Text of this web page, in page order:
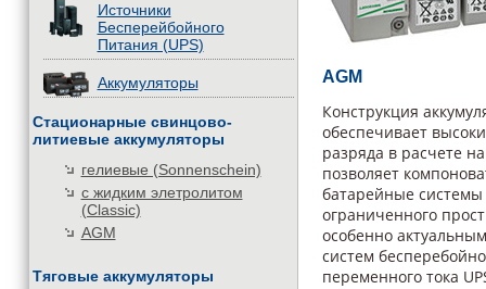
Источники
Бесперейбойного
Питания (UPS)
Аккумуляторы
Стационарные свинцово-
литиевые аккумуляторы
гелиевые (Sonnenschein)
с жидким элетролитом
(Classic)
AGM
Тяговые аккумуляторы
AGM
Конструкция
обеспечивает
разряда в расчете
позволяет
батарейные системы
ограниченного
особенно
систем
переменного тока